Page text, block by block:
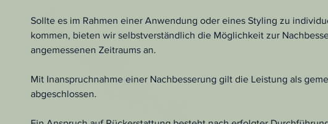
Sollte es im Rahmen einer Anwendung oder eines Styling zu
kommen, bieten wir selbstverständlich die Möglichkeit zur
angemessenen Zeitraums an.
Mit Inanspruchnahme einer Nachbesserung gilt die Leistung als
abgeschlossen.